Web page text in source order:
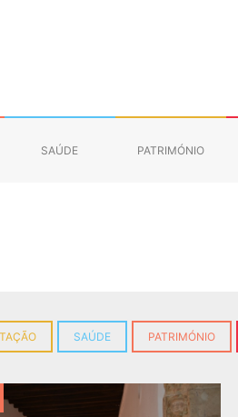
SAÚDE PATRIMÓNIO
SAÚDE PATRIMÓNIO